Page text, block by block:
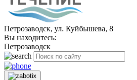
Петрозаводск, ул. Куйбышева, 8
Вы находитесь:
Петрозаводск